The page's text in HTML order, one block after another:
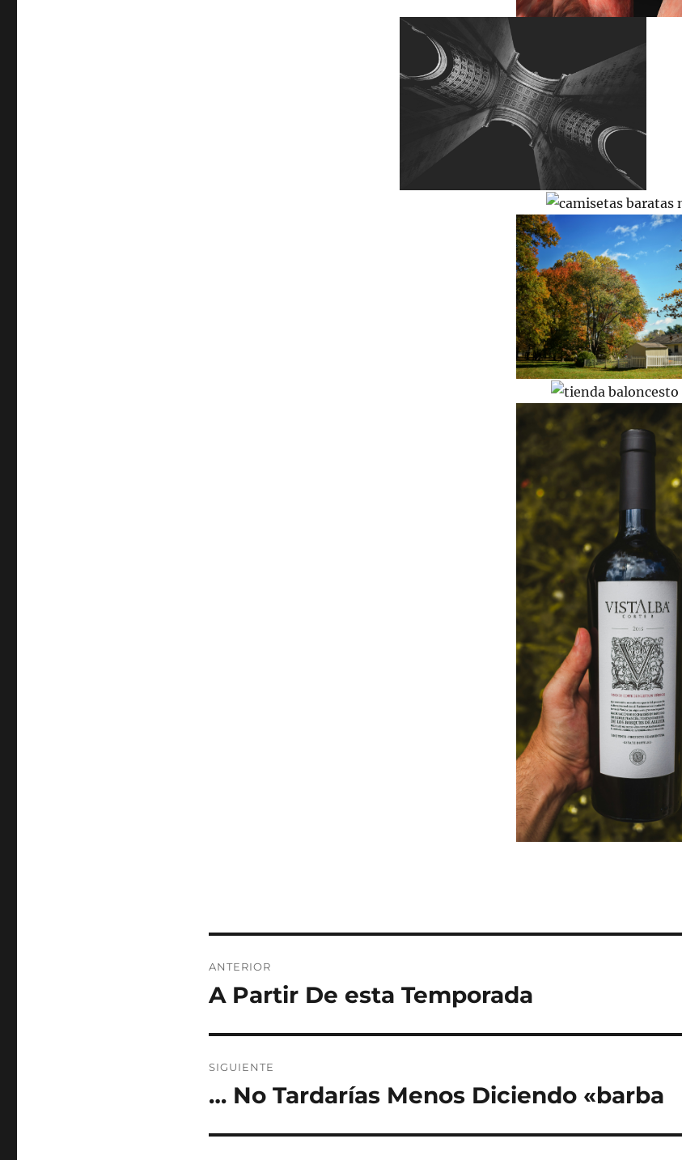
de
ANTERIOR
Entrada
A Partir De esta Temporada
SIGUIENTE
Entrada
… No Tardarías Menos Diciendo «barba